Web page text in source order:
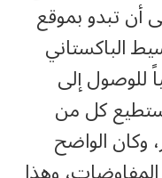
أن تبدو بموقع
الباكستاني
للوصول إلى
كل من
وكان الواضح